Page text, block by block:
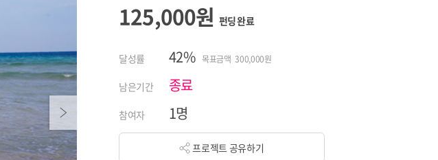
Next
125,000원 펀딩 완료
달성률 42% 목표금액 300,000원
남은기간 종료
참여자 1명
프로젝트 공유하기